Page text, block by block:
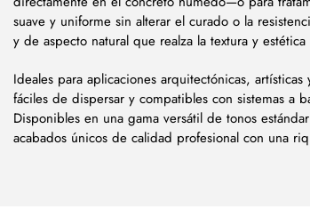
suave y uniforme sin alterar el curado o la
y de aspecto natural que realza la textura y
Ideales para aplicaciones arquitectónicas,
fáciles de dispersar y compatibles con sistemas a
Disponibles en una gama versátil de tonos
acabados únicos de calidad profesional con una